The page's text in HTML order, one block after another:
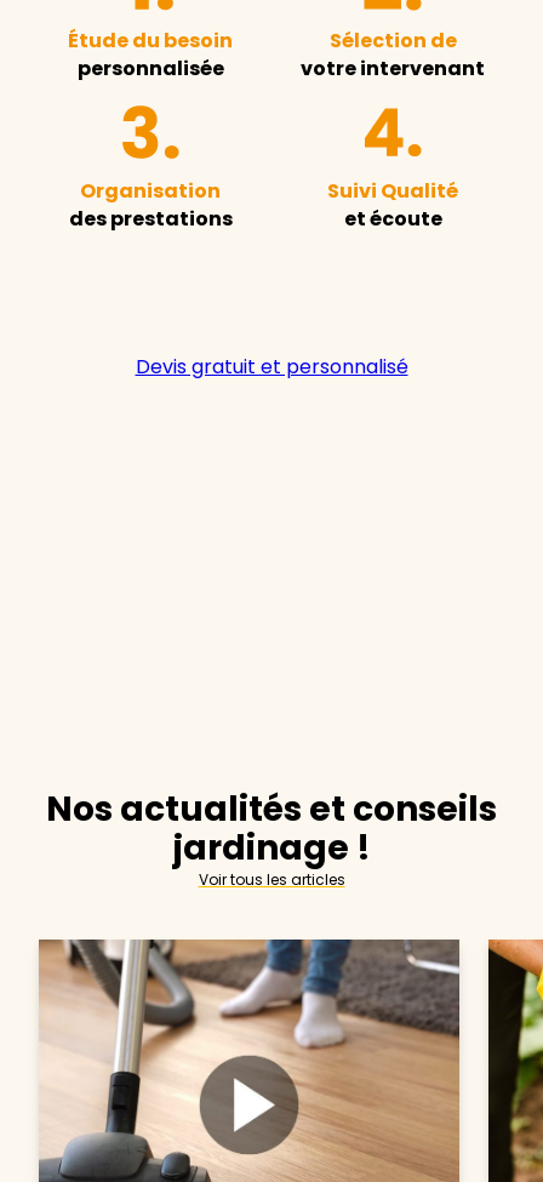
Étude du besoin
personnalisée
Sélection de
votre intervenant
Organisation
des prestations
Suivi Qualité
et écoute
Devis gratuit et personnalisé
Nos actualités et conseils
jardinage !
Voir tous les articles